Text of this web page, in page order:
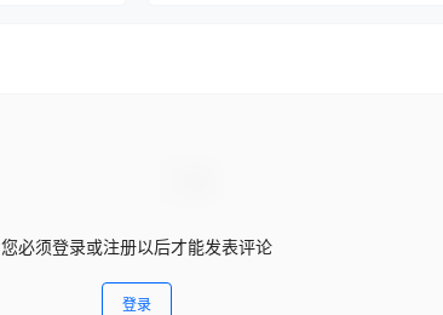
您必须登录或注册以后才能发表评论
登录